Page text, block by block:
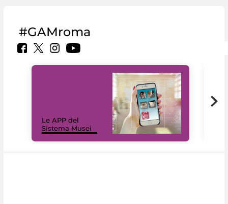
#GAMroma
Le APP del
Sistema Musei